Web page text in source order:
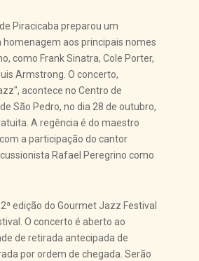
Piracicaba preparou um
aos principais nomes
como Frank Sinatra, Cole Porter,
Armstrong. O concerto,
acontece no Centro de
São Pedro, no dia 28 de outubro,
A regência é do maestro
a participação do cantor
Rafael Peregrino como
edição do Gourmet Jazz Festival
O concerto é aberto ao
de retirada antecipada de
por ordem de chegada. Serão